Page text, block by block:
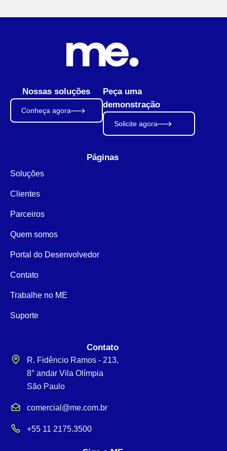
Nossas soluções
Conheça agora
Peça uma
demonstração
Solicite agora
Páginas
Soluções
Clientes
Parceiros
Quem somos
Portal do Desenvolvedor
Contato
Trabalhe no ME
Suporte
Contato
R. Fidêncio Ramos - 213,
8° andar Vila Olímpia
São Paulo
comercial@me.com.br
+55 11 2175.3500